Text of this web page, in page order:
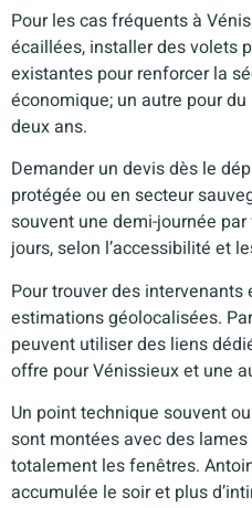
Pour les cas fréquents à
écaillées, installer des volets
existantes pour renforcer la
économique; un autre pour
deux ans.
Demander un devis dès le
protégée ou en secteur
souvent une demi-journée
jours, selon l’accessibilité et
Pour trouver des
estimations géolocalisées.
peuvent utiliser des liens
offre pour Vénissieux et une
Un point technique souvent
sont montées avec des
totalement les fenêtres.
accumulée le soir et plus